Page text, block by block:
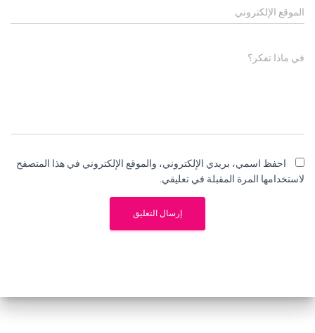
الموقع الإلكتروني
في ماذا تفكر؟
احفظ اسمي، بريدي الإلكتروني، والموقع الإلكتروني في هذا المتصفح
لاستخدامها المرة المقبلة في تعليقي.